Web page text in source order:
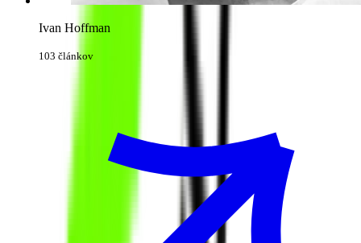
Ivan Hoffman
103 článkov